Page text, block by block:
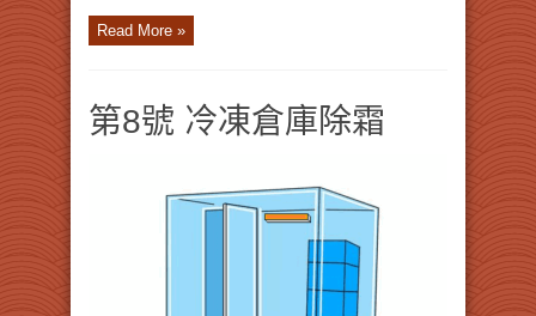
Read More »
第8號 冷凍倉庫除霜